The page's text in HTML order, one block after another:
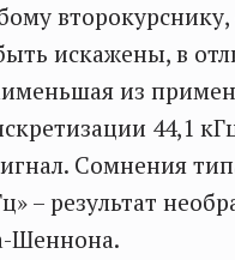
второкурснику,
искажены, в
из
44,1
Сомнения
– результат
Шеннона.